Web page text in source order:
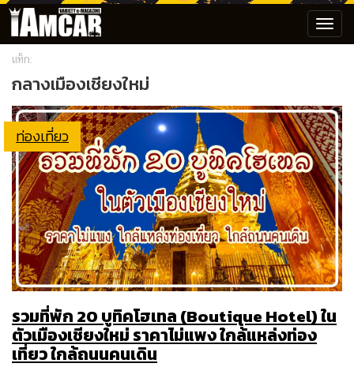
แท็ก:
กลางเมืองเชียงใหม่
ท่องเที่ยว
รวมที่พัก 20 บูทิคโฮเทล (Boutique Hotel) ใน
ตัวเมืองเชียงใหม่ ราคาไม่แพง ใกล้แหล่งท่อง
เที่ยว ใกล้ถนนคนเดิน